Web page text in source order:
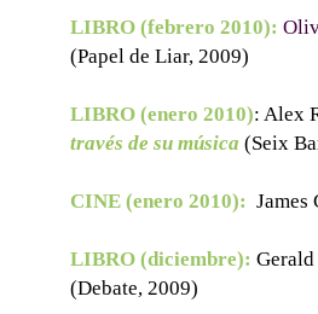
LIBRO (febrero 2010):
(Papel de Liar, 2009)
LIBRO (enero 2010): Alex
través de su música (Seix
CINE (enero 2010): James
LIBRO (diciembre):
(Debate, 2009)